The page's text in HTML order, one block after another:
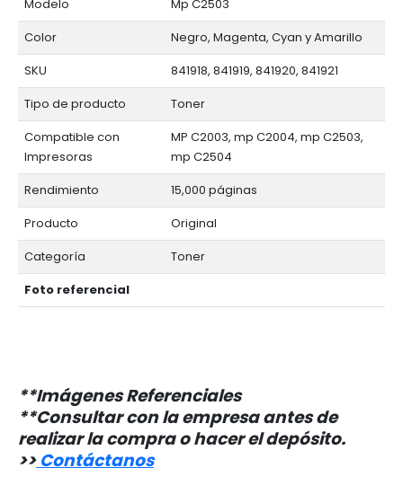
Modelo
Mp C2503
Color
Negro, Magenta, Cyan y Amarillo
SKU
841918, 841919, 841920, 841921
Tipo de producto
Toner
Compatible con
Impresoras
MP C2003, mp C2004, mp C2503,
mp C2504
Rendimiento
15,000 páginas
Producto
Original
Categoría
Toner
Foto referencial
**Imágenes Referenciales
**Consultar con la empresa antes de
realizar la compra o hacer el depósito.
>>Contáctanos